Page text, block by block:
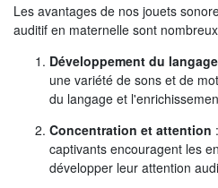
Les avantages de nos jouets
auditif en maternelle sont
Développement du langage
une variété de sons et de
du langage et
Concentration et attention
captivants encouragent les
développer leur attention